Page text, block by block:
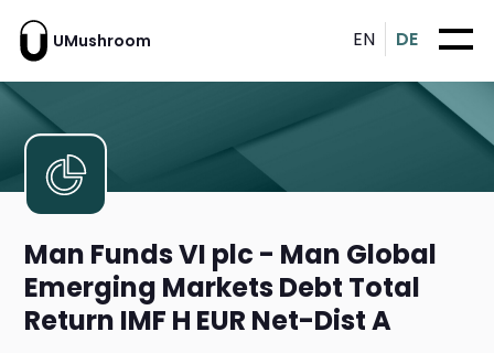
UMushroom EN DE
Man Funds VI plc - Man Global
Emerging Markets Debt Total
Return IMF H EUR Net-Dist A